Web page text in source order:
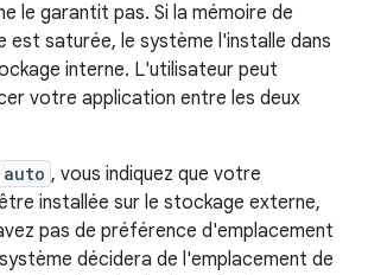
le garantit pas. Si la mémoire de
est saturée, le système l'installe dans
interne. L'utilisateur peut
votre application entre les deux
auto , vous indiquez que votre
installée sur le stockage externe,
pas de préférence d'emplacement
décidera de l'emplacement de